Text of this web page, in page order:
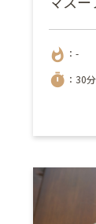
whatshot ：-
timer ：30分